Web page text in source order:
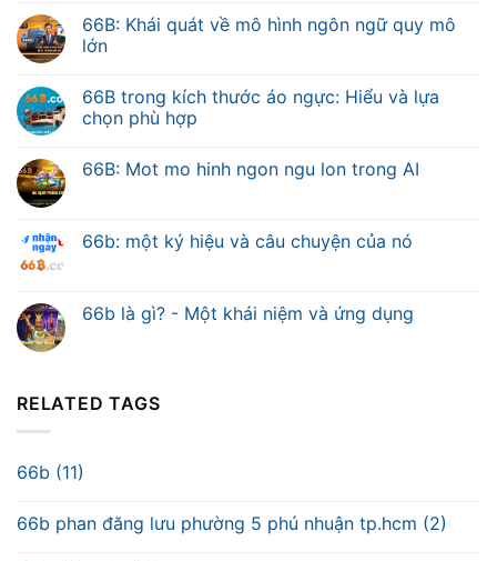
66B: Khái quát về mô hình ngôn ngữ quy mô
lớn
66B trong kích thước áo ngực: Hiểu và lựa
chọn phù hợp
66B: Mot mo hinh ngon ngu lon trong AI
66b: một ký hiệu và câu chuyện của nó
66b là gì? - Một khái niệm và ứng dụng
RELATED TAGS
66b (11)
66b phan đăng lưu phường 5 phú nhuận tp.hcm (2)